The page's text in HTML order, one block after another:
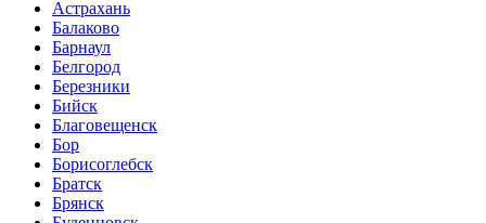
Астрахань
Балаково
Барнаул
Белгород
Березники
Бийск
Благовещенск
Бор
Борисоглебск
Братск
Брянск